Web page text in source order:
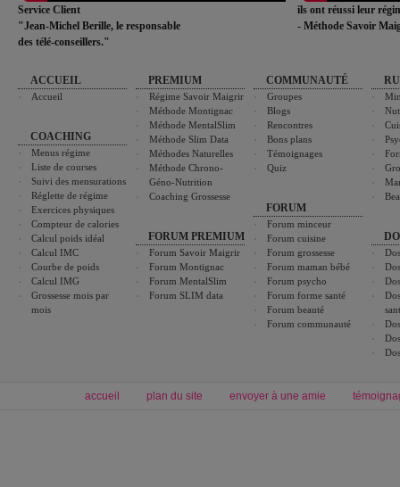
Service Client
"Jean-Michel Berille, le responsable
des télé-conseillers."
ils ont réussi leur
- Méthode Savoir
ACCUEIL
Accueil
COACHING
Menus régime
Liste de courses
Suivi des mensurations
Réglette de régime
Exercices physiques
Compteur de calories
Calcul poids idéal
Calcul IMC
Courbe de poids
Calcul IMG
Grossesse mois par
mois
PREMIUM
Régime Savoir Maigrir
Méthode Montignac
Méthode MentalSlim
Méthode Slim Data
Méthodes Naturelles
Méthode Chrono-
Géno-Nutrition
Coaching Grossesse
FORUM PREMIUM
Forum Savoir Maigrir
Forum Montignac
Forum MentalSlim
Forum SLIM data
COMMUNAUTÉ
Groupes
Blogs
Rencontres
Bons plans
Témoignages
Quiz
FORUM
Forum minceur
Forum cuisine
Forum grossesse
Forum maman bébé
Forum psycho
Forum forme santé
Forum beauté
Forum communauté
accueil plan du site envoyer à une amie